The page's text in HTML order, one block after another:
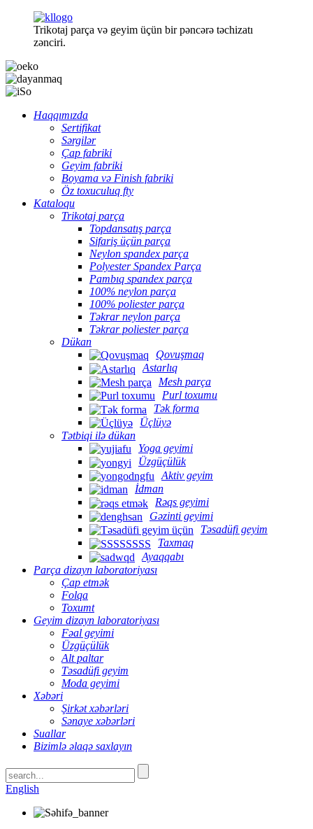
Trikotaj parça və geyim üçün bir pəncərə təchizatı
zənciri.
Haqqımızda
Sertifikat
Sərgilər
Çap fabriki
Geyim fabriki
Boyama və Finish fabriki
Öz toxuculuq fty
Kataloqu
Trikotaj parça
Topdansatış parça
Sifariş üçün parça
Neylon spandex parça
Polyester Spandex Parça
Pambıq spandex parça
100% neylon parça
100% poliester parça
Təkrar neylon parça
Təkrar poliester parça
Dükan
Qovuşmaq
Astarlıq
Mesh parça
Purl toxumu
Tək forma
Üçlüyə
Tətbiqi ilə dükan
Yoga geyimi
Üzgüçülük
Aktiv geyim
İdman
Rəqs geyimi
Gəzinti geyimi
Təsadüfi geyim
Taxmaq
Ayaqqabı
Parça dizayn laboratoriyası
Çap etmək
Folqa
Toxumt
Geyim dizayn laboratoriyası
Fəal geyimi
Üzgüçülük
Alt paltar
Təsadüfi geyim
Moda geyimi
Xəbəri
Şirkət xəbərləri
Sənaye xəbərləri
Suallar
Bizimlə əlaqə saxlayın
English